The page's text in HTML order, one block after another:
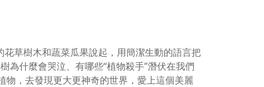
草樹木和蔬菜瓜果說起，用簡潔生動的語言把
為什麼會哭泣、有哪些“植物殺手”潛伏在我們
，去發現更大更神奇的世界，愛上這個美麗